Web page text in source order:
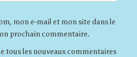
mon e-mail et mon site dans le
prochain commentaire.
tous les nouveaux commentaires